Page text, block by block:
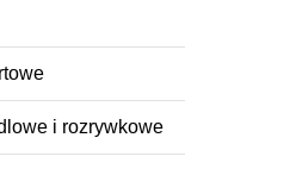
i rozrywkowe